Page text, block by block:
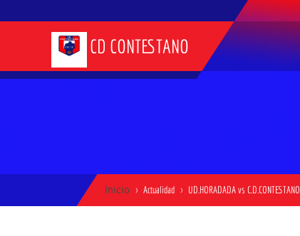
CD CONTESTANO
Inicio Actualidad UD.HORADADA vs C.D.CONTESTANO